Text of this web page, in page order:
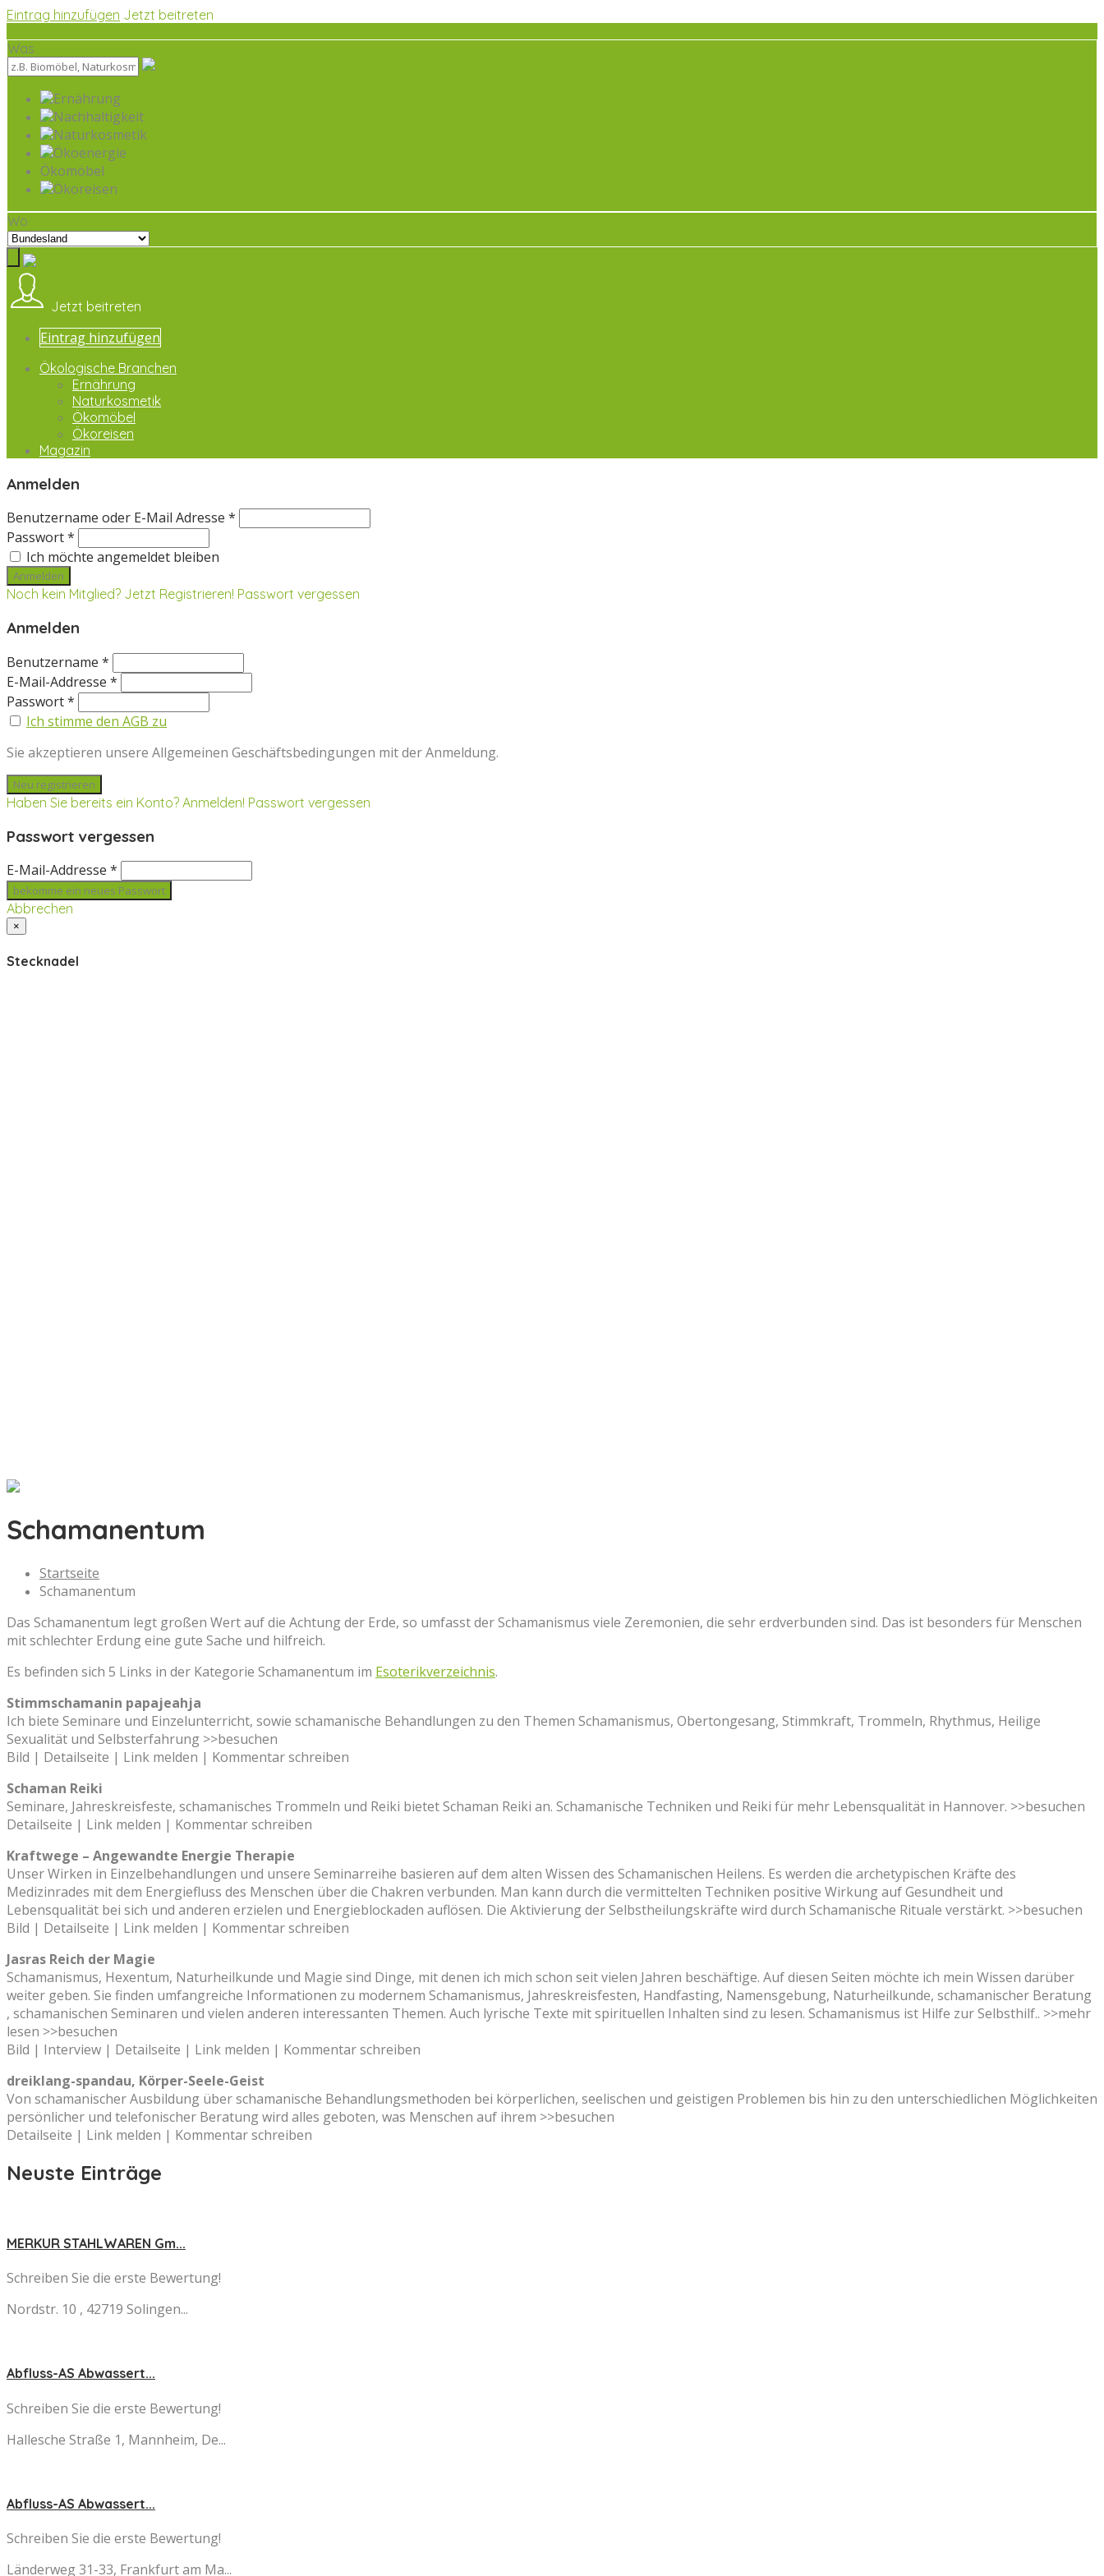
Eintrag hinzufügen Jetzt beitreten
Was
Ernährung
Nachhaltigkeit
Naturkosmetik
Ökoenergie
Ökomöbel
Ökoreisen
Wo
Jetzt beitreten
Eintrag hinzufügen
Ökologische Branchen
Ernährung
Naturkosmetik
Ökomöbel
Ökoreisen
Magazin
Anmelden
Benutzername oder E-Mail Adresse *
Passwort *
Ich möchte angemeldet bleiben
Noch kein Mitglied? Jetzt Registrieren! Passwort vergessen
Anmelden
Benutzername *
E-Mail-Addresse *
Passwort *
Ich stimme den AGB zu
Sie akzeptieren unsere Allgemeinen Geschäftsbedingungen mit der Anmeldung.
Haben Sie bereits ein Konto? Anmelden! Passwort vergessen
Passwort vergessen
E-Mail-Addresse *
Abbrechen
×
Stecknadel
Schamanentum
Startseite
Schamanentum
Das Schamanentum legt großen Wert auf die Achtung der Erde, so umfasst der Schamanismus viele Zeremonien, die sehr erdverbunden sind. Das ist besonders für Menschen
mit schlechter Erdung eine gute Sache und hilfreich.
Es befinden sich 5 Links in der Kategorie Schamanentum im Esoterikverzeichnis.
Stimmschamanin papajeahja
Ich biete Seminare und Einzelunterricht, sowie schamanische Behandlungen zu den Themen Schamanismus, Obertongesang, Stimmkraft, Trommeln, Rhythmus, Heilige
Sexualität und Selbsterfahrung >>besuchen
Bild | Detailseite | Link melden | Kommentar schreiben
Schaman Reiki
Seminare, Jahreskreisfeste, schamanisches Trommeln und Reiki bietet Schaman Reiki an. Schamanische Techniken und Reiki für mehr Lebensqualität in Hannover. >>besuchen
Detailseite | Link melden | Kommentar schreiben
Kraftwege – Angewandte Energie Therapie
Unser Wirken in Einzelbehandlungen und unsere Seminarreihe basieren auf dem alten Wissen des Schamanischen Heilens. Es werden die archetypischen Kräfte des
Medizinrades mit dem Energiefluss des Menschen über die Chakren verbunden. Man kann durch die vermittelten Techniken positive Wirkung auf Gesundheit und
Lebensqualität bei sich und anderen erzielen und Energieblockaden auflösen. Die Aktivierung der Selbstheilungskräfte wird durch Schamanische Rituale verstärkt. >>besuchen
Bild | Detailseite | Link melden | Kommentar schreiben
Jasras Reich der Magie
Schamanismus, Hexentum, Naturheilkunde und Magie sind Dinge, mit denen ich mich schon seit vielen Jahren beschäftige. Auf diesen Seiten möchte ich mein Wissen darüber
weiter geben. Sie finden umfangreiche Informationen zu modernem Schamanismus, Jahreskreisfesten, Handfasting, Namensgebung, Naturheilkunde, schamanischer Beratung
, schamanischen Seminaren und vielen anderen interessanten Themen. Auch lyrische Texte mit spirituellen Inhalten sind zu lesen. Schamanismus ist Hilfe zur Selbsthilf.. >>mehr
lesen >>besuchen
Bild | Interview | Detailseite | Link melden | Kommentar schreiben
dreiklang-spandau, Körper-Seele-Geist
Von schamanischer Ausbildung über schamanische Behandlungsmethoden bei körperlichen, seelischen und geistigen Problemen bis hin zu den unterschiedlichen Möglichkeiten
persönlicher und telefonischer Beratung wird alles geboten, was Menschen auf ihrem >>besuchen
Detailseite | Link melden | Kommentar schreiben
Neuste Einträge
MERKUR STAHLWAREN Gm...
Schreiben Sie die erste Bewertung!
Nordstr. 10 , 42719 Solingen...
Abfluss-AS Abwassert...
Schreiben Sie die erste Bewertung!
Hallesche Straße 1, Mannheim, De...
Abfluss-AS Abwassert...
Schreiben Sie die erste Bewertung!
Länderweg 31-33, Frankfurt am Ma...